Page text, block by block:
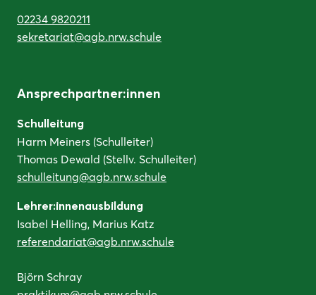
02234 9820211
sekretariat@agb.nrw.schule
Ansprechpartner:innen
Schulleitung
Harm Meiners (Schulleiter)
Thomas Dewald (Stellv. Schulleiter)
schulleitung@agb.nrw.schule
Lehrer:innenausbildung
Isabel Helling, Marius Katz
referendariat@agb.nrw.schule
Björn Schray